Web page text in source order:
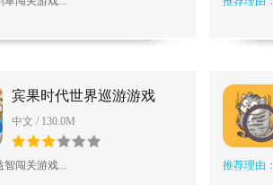
宾果时代世界巡游游戏
中文 / 130.0M
智闯关游戏... 推荐理由：